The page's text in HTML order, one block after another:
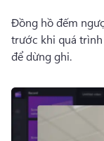
Đồng hồ đếm
trước khi quá
để dừng ghi.